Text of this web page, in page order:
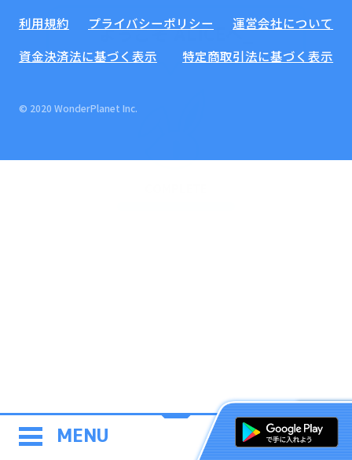
ようこそ ALICEへ_
MENU
利用規約 プライバシーポリシー
運営会社について
資金決済法に基づく表示
特定商取引法に基づく表示
© 2020 WonderPlanet Inc.